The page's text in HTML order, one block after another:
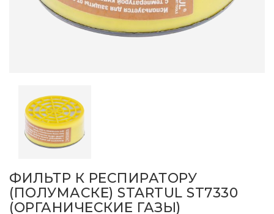
ФИЛЬТР К РЕСПИРАТОРУ
(ПОЛУМАСКЕ) STARTUL ST7330
(ОРГАНИЧЕСКИЕ ГАЗЫ)